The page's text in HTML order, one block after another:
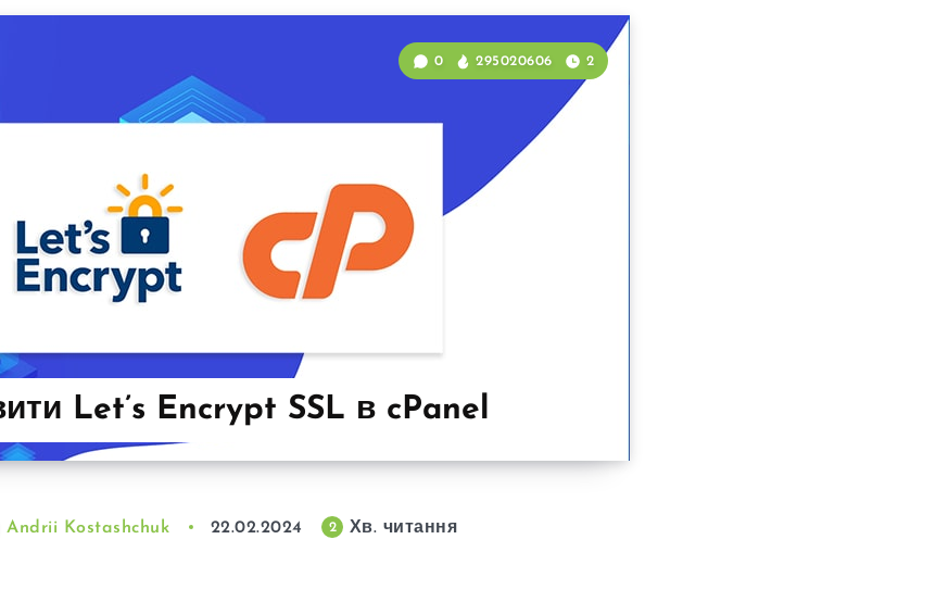
Let’s Encrypt SSL в cPanel
0 295020606 2
Andrii Kostashchuk 22.02.2024 2 Хв. читання